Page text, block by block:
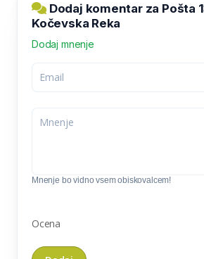
Dodaj komentar za Pošta
Kočevska Reka
Dodaj mnenje
Mnenje bo vidno vsem obiskovalcem!
Ocena